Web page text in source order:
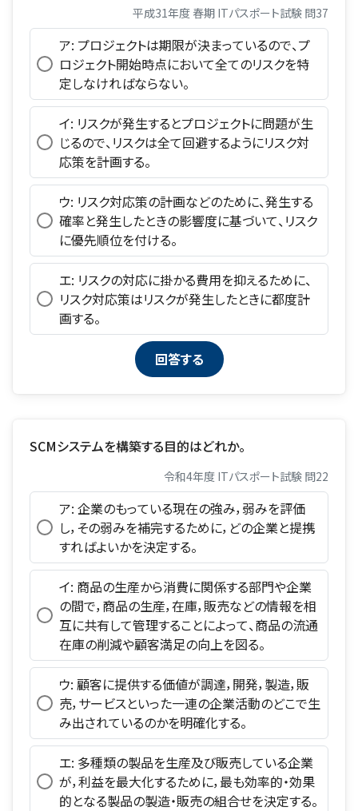
平成31年度 春期 ITパスポート試験 問37
ア: プロジェクトは期限が決まっているので、プ
ロジェクト開始時点において全てのリスクを特
定しなければならない。
イ: リスクが発生するとプロジェクトに問題が生
じるので、リスクは全て回避するようにリスク対
応策を計画する。
ウ: リスク対応策の計画などのために、発生する
確率と発生したときの影響度に基づいて、リスク
に優先順位を付ける。
エ: リスクの対応に掛かる費用を抑えるために、
リスク対応策はリスクが発生したときに都度計
画する。
SCMシステムを構築する目的はどれか。
令和4年度 ITパスポート試験 問22
ア: 企業のもっている現在の強み，弱みを評価
し，その弱みを補完するために，どの企業と提携
すればよいかを決定する。
イ: 商品の生産から消費に関係する部門や企業
の間で，商品の生産，在庫，販売などの情報を相
互に共有して管理することによって、商品の流通
在庫の削減や顧客満足の向上を図る。
ウ: 顧客に提供する価値が調達，開発，製造，販
売，サービスといった一連の企業活動のどこで生
み出されているのかを明確化する。
エ: 多種類の製品を生産及び販売している企業
が，利益を最大化するために，最も効率的・効果
的となる製品の製造・販売の組合せを決定する。